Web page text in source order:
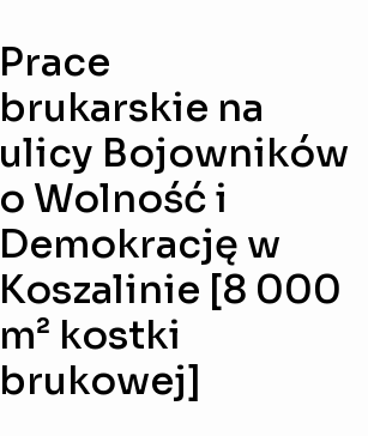
Prace
brukarskie na
ulicy Bojowników
o Wolność i
Demokrację w
Koszalinie [8 000
m² kostki
brukowej]